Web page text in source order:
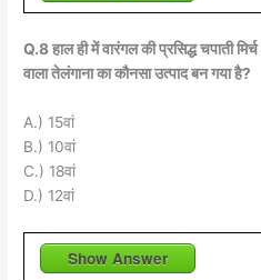
Q.8 हाल ही में वारंगल की प्रसिद्ध चपाती
वाला तेलंगाना का कौनसा उत्पाद बन गया है?
A.) 15वां
B.) 10वां
C.) 18वां
D.) 12वां
Show Answer